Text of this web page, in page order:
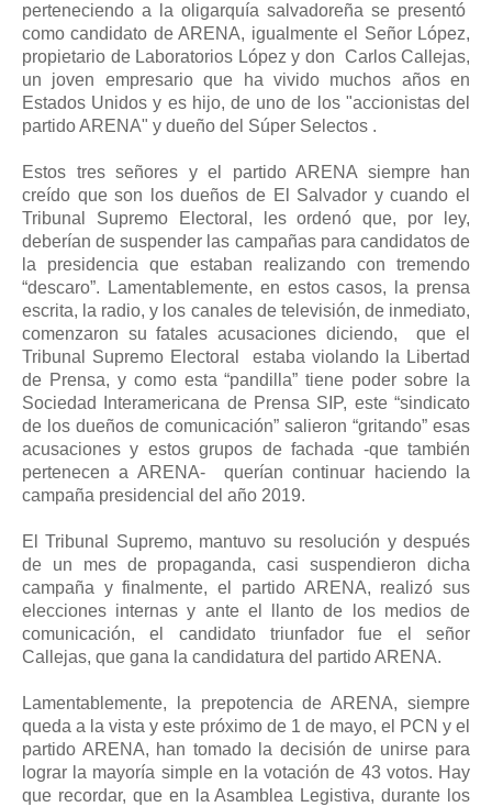
perteneciendo a la oligarquía salvadoreña se presentó
como candidato de ARENA, igualmente el Señor López,
propietario de Laboratorios López y don Carlos Callejas,
un joven empresario que ha vivido muchos años en
Estados Unidos y es hijo, de uno de los "accionistas del
partido ARENA" y dueño del Súper Selectos .
Estos tres señores y el partido ARENA siempre han
creído que son los dueños de El Salvador y cuando el
Tribunal Supremo Electoral, les ordenó que, por ley,
deberían de suspender las campañas para candidatos de
la presidencia que estaban realizando con tremendo
“descaro”. Lamentablemente, en estos casos, la prensa
escrita, la radio, y los canales de televisión, de inmediato,
comenzaron su fatales acusaciones diciendo,
que el
Tribunal Supremo Electoral
estaba violando la Libertad
de Prensa, y como esta “pandilla” tiene poder sobre la
Sociedad Interamericana de Prensa SIP, este “sindicato
de los dueños de comunicación” salieron “gritando” esas
acusaciones y estos grupos de fachada -que también
pertenecen a ARENA-
querían continuar haciendo la
campaña presidencial del año 2019.
El Tribunal Supremo, mantuvo su resolución y después
de un mes de propaganda, casi suspendieron dicha
campaña y finalmente, el partido ARENA, realizó sus
elecciones internas y ante el llanto de los medios de
comunicación, el candidato triunfador fue el señor
Callejas, que gana la candidatura del partido ARENA.
Lamentablemente, la prepotencia de ARENA, siempre
queda a la vista y este próximo de 1 de mayo, el PCN y el
partido ARENA, han tomado la decisión de unirse para
lograr la mayoría simple en la votación de 43 votos. Hay
que recordar, que en la Asamblea Legistiva, durante los